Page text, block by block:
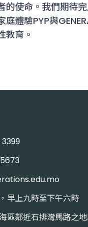
的使命。我們期待完
庭體驗PYP與
教育。
早上九時至下午六時
區鄰近石排灣馬路之地